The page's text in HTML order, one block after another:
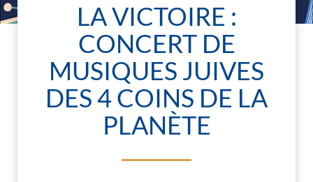
LA VICTOIRE :
CONCERT DE
MUSIQUES JUIVES
DES 4 COINS DE LA
PLANÈTE